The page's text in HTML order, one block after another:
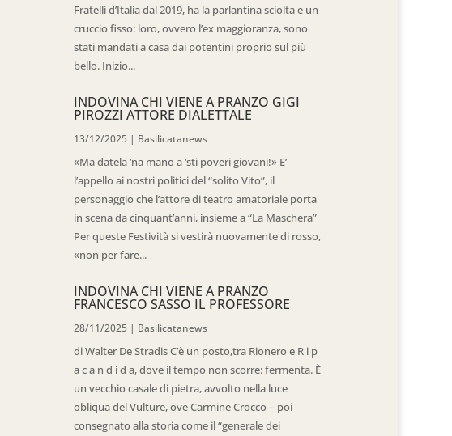
Fratelli d’Italia dal 2019, ha la parlantina sciolta e un
cruccio fisso: loro, ovvero l’ex maggioranza, sono
stati mandati a casa dai potentini proprio sul più
bello. Inizio...
INDOVINA CHI VIENE A PRANZO GIGI
PIROZZI ATTORE DIALETTALE
13/12/2025 | Basilicatanews
«Ma datela ‘na mano a ‘sti poveri giovani!» E’
l’appello ai nostri politici del “solito Vito”, il
personaggio che l’attore di teatro amatoriale porta
in scena da cinquant’anni, insieme a “La Maschera”
Per queste Festività si vestirà nuovamente di rosso,
«non per fare...
INDOVINA CHI VIENE A PRANZO
FRANCESCO SASSO IL PROFESSORE
28/11/2025 | Basilicatanews
di Walter De Stradis C’è un posto,tra Rionero e R i p
a c a n d i d a, dove il tempo non scorre: fermenta. È
un vecchio casale di pietra, avvolto nella luce
obliqua del Vulture, ove Carmine Crocco – poi
consegnato alla storia come il “generale dei